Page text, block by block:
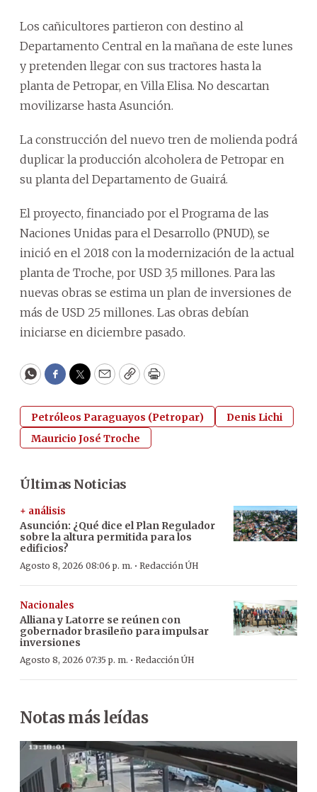
Los cañicultores partieron con destino al
Departamento Central en la mañana de este lunes
y pretenden llegar con sus tractores hasta la
planta de Petropar, en Villa Elisa. No descartan
movilizarse hasta Asunción.
La construcción del nuevo tren de molienda podrá
duplicar la producción alcoholera de Petropar en
su planta del Departamento de Guairá.
El proyecto, financiado por el Programa de las
Naciones Unidas para el Desarrollo (PNUD), se
inició en el 2018 con la modernización de la actual
planta de Troche, por USD 3,5 millones. Para las
nuevas obras se estima un plan de inversiones de
más de USD 25 millones. Las obras debían
iniciarse en diciembre pasado.
WhatsApp
Facebook
Twitter
EmailCopyPrint
Petróleos Paraguayos (Petropar)
Denis Lichi
Mauricio José Troche
Últimas Noticias
+ análisis
Asunción: ¿Qué dice el Plan Regulador
sobre la altura permitida para los
edificios?
Agosto 8, 2026 08:06 p. m. · Redacción ÚH
Nacionales
Alliana y Latorre se reúnen con
gobernador brasileño para impulsar
inversiones
Agosto 8, 2026 07:35 p. m. · Redacción ÚH
Notas más leídas